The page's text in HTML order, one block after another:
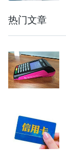
热门文章